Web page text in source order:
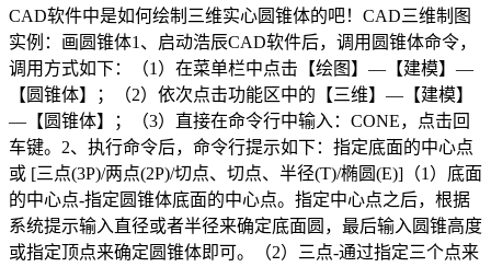
CAD软件中是如何绘制三维实心圆锥体的吧！CAD三维制图
实例：画圆锥体1、启动浩辰CAD软件后，调用圆锥体命令，
调用方式如下：（1）在菜单栏中点击【绘图】—【建模】—
【圆锥体】；（2）依次点击功能区中的【三维】—【建模】
—【圆锥体】；（3）直接在命令行中输入：CONE，点击回
车键。2、执行命令后，命令行提示如下：指定底面的中心点
或 [三点(3P)/两点(2P)/切点、切点、半径(T)/椭圆(E)]（1）底面
的中心点-指定圆锥体底面的中心点。指定中心点之后，根据
系统提示输入直径或者半径来确定底面圆，最后输入圆锥高度
或指定顶点来确定圆锥体即可。（2）三点-通过指定三个点来